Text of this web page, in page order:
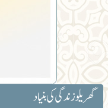
گھریلو زندگی کی بنیاد